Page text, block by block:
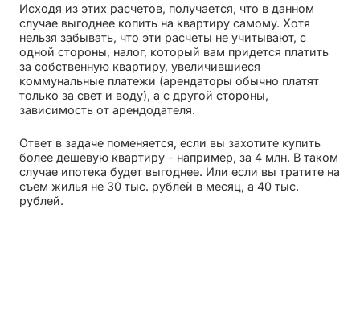
Исходя из этих расчетов, получается, что в данном
случае выгоднее копить на квартиру самому. Хотя
нельзя забывать, что эти расчеты не учитывают, с
одной стороны, налог, который вам придется платить
за собственную квартиру, увеличившиеся
коммунальные платежи (арендаторы обычно платят
только за свет и воду), а с другой стороны,
зависимость от арендодателя.
Ответ в задаче поменяется, если вы захотите купить
более дешевую квартиру - например, за 4 млн. В таком
случае ипотека будет выгоднее. Или если вы тратите на
съем жилья не 30 тыс. рублей в месяц, а 40 тыс.
рублей.